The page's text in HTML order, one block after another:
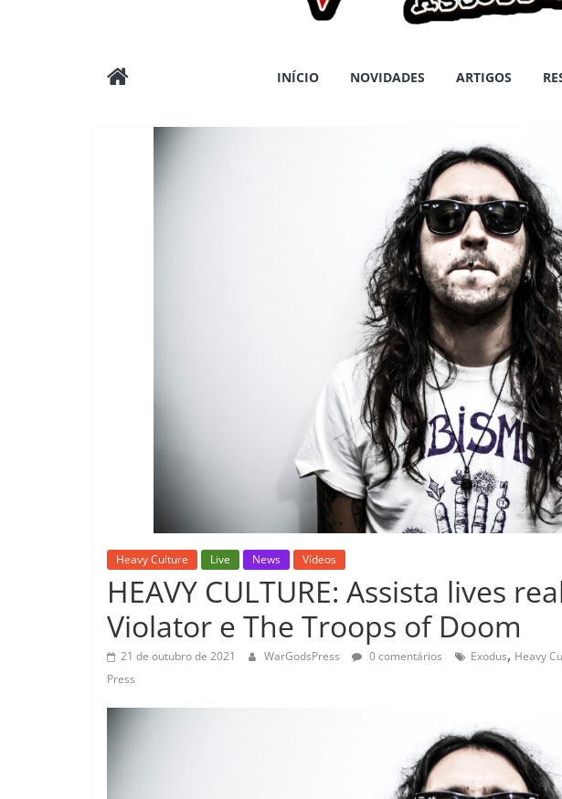
Wargods
Press
INÍCIO NOVIDADES ARTIGOS
Heavy Culture Live News Vídeos
HEAVY CULTURE: Assista lives
Violator e The Troops of Doom
21 de outubro de 2021 WarGodsPress 0 comentários Exodus, Heavy
Press